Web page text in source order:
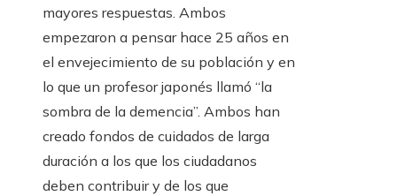
mayores respuestas. Ambos
empezaron a pensar hace 25 años en
el envejecimiento de su población y en
lo que un profesor japonés llamó “la
sombra de la demencia”. Ambos han
creado fondos de cuidados de larga
duración a los que los ciudadanos
deben contribuir y de los que